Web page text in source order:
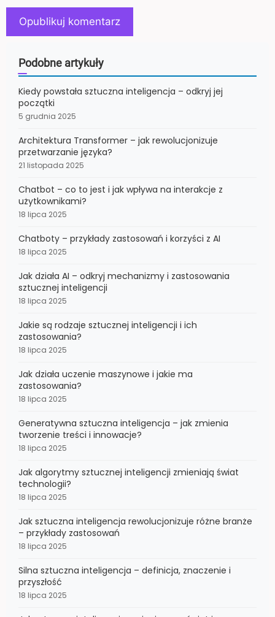
Podobne artykuły
Kiedy powstała sztuczna inteligencja – odkryj jej
początki
5 grudnia 2025
Architektura Transformer – jak rewolucjonizuje
przetwarzanie języka?
21 listopada 2025
Chatbot – co to jest i jak wpływa na interakcje z
użytkownikami?
18 lipca 2025
Chatboty – przykłady zastosowań i korzyści z AI
18 lipca 2025
Jak działa AI – odkryj mechanizmy i zastosowania
sztucznej inteligencji
18 lipca 2025
Jakie są rodzaje sztucznej inteligencji i ich
zastosowania?
18 lipca 2025
Jak działa uczenie maszynowe i jakie ma
zastosowania?
18 lipca 2025
Generatywna sztuczna inteligencja – jak zmienia
tworzenie treści i innowacje?
18 lipca 2025
Jak algorytmy sztucznej inteligencji zmieniają świat
technologii?
18 lipca 2025
Jak sztuczna inteligencja rewolucjonizuje różne branże
– przykłady zastosowań
18 lipca 2025
Silna sztuczna inteligencja – definicja, znaczenie i
przyszłość
18 lipca 2025